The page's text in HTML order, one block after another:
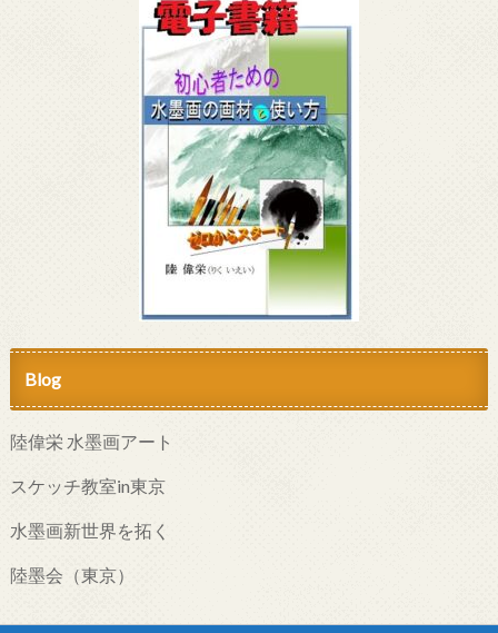
Blog
陸偉栄 水墨画アート
スケッチ教室in東京
水墨画新世界を拓く
陸墨会（東京）